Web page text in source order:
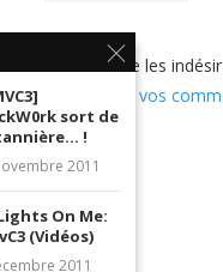
pour réduire les
les données de vos
sort de
!
2011
On Me:
(Vidéos)
2011